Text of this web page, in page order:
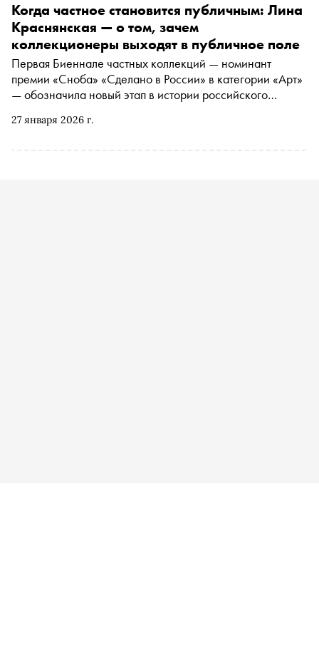
27 января 2026 г.
Когда частное становится публичным: Лина
Краснянская — о том, зачем
коллекционеры выходят в публичное поле
Первая Биеннале частных коллекций — номинант
премии «Сноба» «Сделано в России» в категории «Арт»
— обозначила новый этап в истории российского
выходят в публичное пространство и как меняется роль